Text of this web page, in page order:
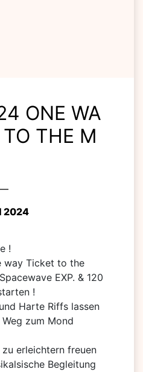
ONE WA
THE M
2024
!
way Ticket to the
EXP. & 120
!
Harte Riffs lassen
zum Mond
erleichtern freuen
Begleitung